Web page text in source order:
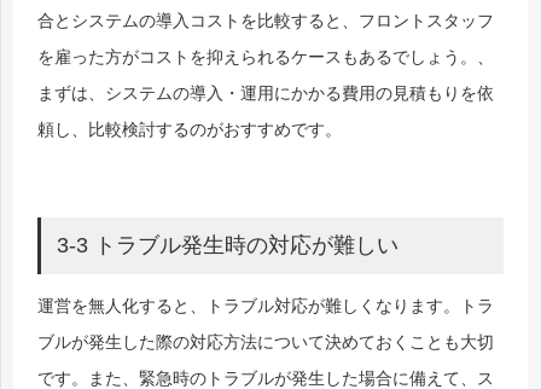
合とシステムの導入コストを比較すると、フロントスタッフ
を雇った方がコストを抑えられるケースもあるでしょう。、
まずは、システムの導入・運用にかかる費用の見積もりを依
頼し、比較検討するのがおすすめです。
3-3 トラブル発生時の対応が難しい
運営を無人化すると、トラブル対応が難しくなります。トラ
ブルが発生した際の対応方法について決めておくことも大切
です。また、緊急時のトラブルが発生した場合に備えて、ス